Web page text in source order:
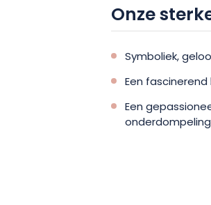
Onze
Symboliek,
Een
Een